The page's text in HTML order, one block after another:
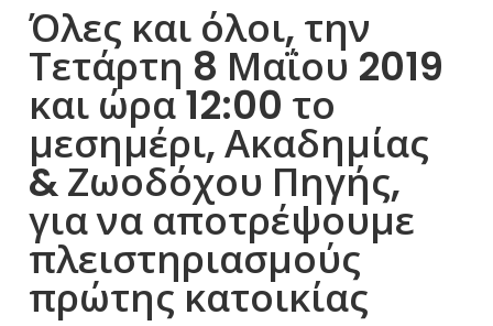
Όλες και όλοι, την
Τετάρτη 8 Μαΐου 2019
και ώρα 12:00 το
μεσημέρι, Ακαδημίας
& Ζωοδόχου Πηγής,
για να αποτρέψουμε
πλειστηριασμούς
πρώτης κατοικίας